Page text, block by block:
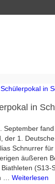
in
September fand
der 1.
Schnurrer
äußeren
(S13-
… Weiterlesen